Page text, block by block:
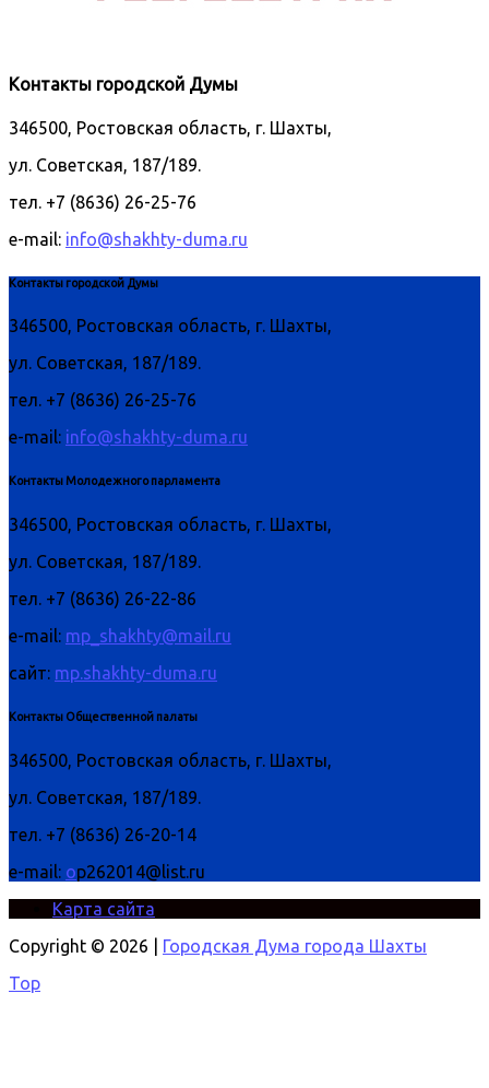
Контакты городской Думы
346500, Ростовская область, г. Шахты,
ул. Советская, 187/189.
тел. +7 (8636) 26-25-76
e-mail: info@shakhty-duma.ru
Контакты городской Думы
346500, Ростовская область, г. Шахты,
ул. Советская, 187/189.
тел. +7 (8636) 26-25-76
e-mail: info@shakhty-duma.ru
Контакты Молодежного парламента
346500, Ростовская область, г. Шахты,
ул. Советская, 187/189.
тел. +7 (8636) 26-22-86
e-mail: mp_shakhty@mail.ru
сайт: mp.shakhty-duma.ru
Контакты Общественной палаты
346500, Ростовская область, г. Шахты,
ул. Советская, 187/189.
тел. +7 (8636) 26-20-14
e-mail: op262014@list.ru
Карта сайта
Copyright © 2026 |
Городская Дума города Шахты
Top